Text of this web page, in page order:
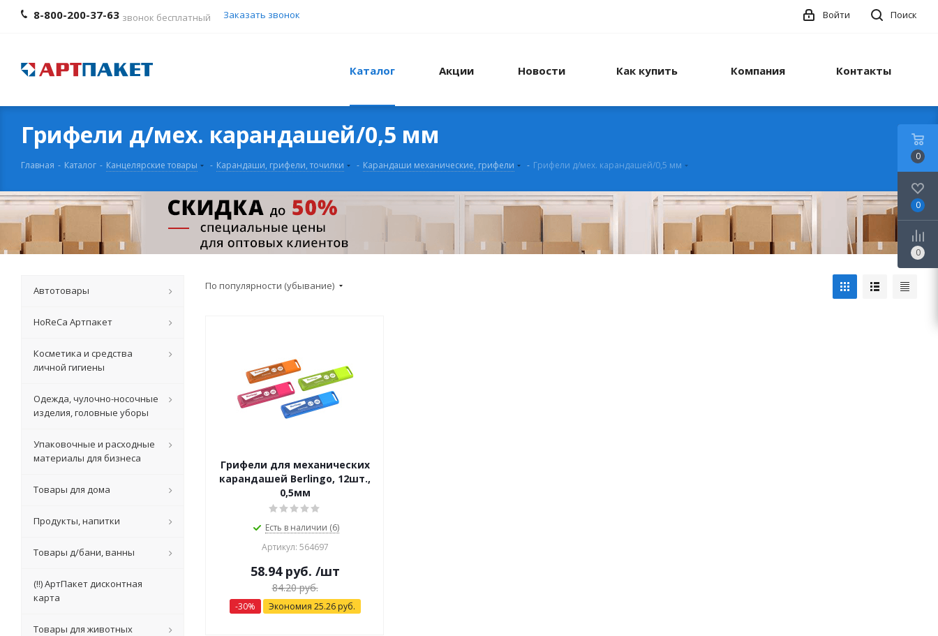
8-800-200-37-63 звонок бесплатный Заказать звонок Поиск
Войти
Каталог Акции Новости Как купить Компания Контакты
Грифели д/мех. карандашей/0,5 мм
Главная - Каталог - Канцелярские товары - Карандаши, грифели, точилки - Карандаши механические, грифели - Грифели д/мех. карандашей/0,5 мм
По популярности (убывание)
Грифели для механических
карандашей Berlingo, 12шт.,
0,5мм
Есть в наличии (6)
Артикул: 564697
58.94руб. /шт
84.20руб.
-30% Экономия 25.26руб.
Автотовары
HoReCa Артпакет
Косметика и средства
личной гигиены
Одежда, чулочно-носочные
изделия, головные уборы
Упаковочные и расходные
материалы для бизнеса
Товары для дома
Продукты, напитки
Товары д/бани, ванны
(!!) АртПакет дисконтная
карта
Товары для животных
0
0
0